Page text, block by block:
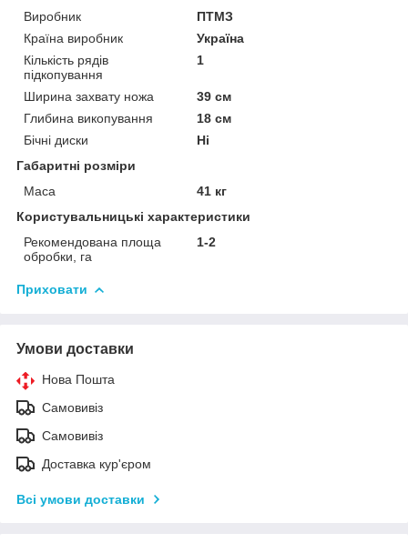
Виробник
ПТМЗ
Країна виробник
Україна
Кількість рядів
підкопування
1
Ширина захвату ножа
39 см
Глибина викопування
18 см
Бічні диски
Ні
Габаритні розміри
Маса
41 кг
Користувальницькі характеристики
Рекомендована площа
обробки, га
1-2
Приховати
Умови доставки
Нова Пошта
Самовивіз
Самовивіз
Доставка кур'єром
Всі умови доставки